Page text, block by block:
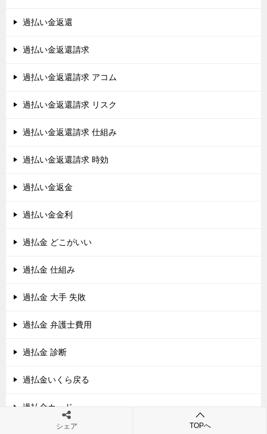
過払い金返還
過払い金返還請求
過払い金返還請求 アコム
過払い金返還請求 リスク
過払い金返還請求 仕組み
過払い金返還請求 時効
過払い金返金
過払い金金利
過払金 どこがいい
過払金 仕組み
過払金 大手 失敗
過払金 弁護士費用
過払金 診断
過払金いくら戻る
過払金カード
シェア TOPへ